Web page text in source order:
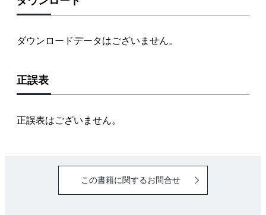
ダウンロードデータはございません。
正誤表
正誤表はございません。
この書籍に関するお問合せ